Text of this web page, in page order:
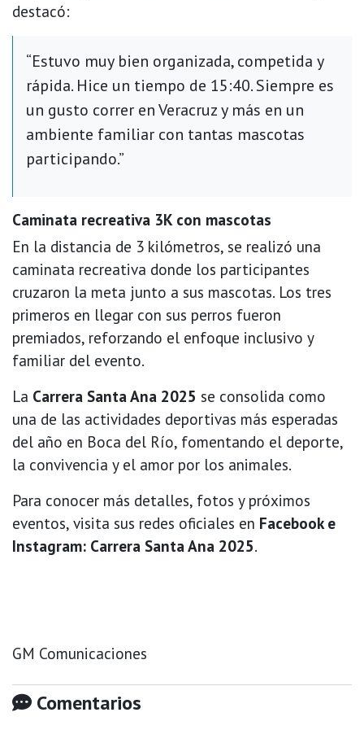
destacó:
“Estuvo muy bien organizada, competida y
rápida. Hice un tiempo de 15:40. Siempre es
un gusto correr en Veracruz y más en un
ambiente familiar con tantas mascotas
participando.”
Caminata recreativa 3K con mascotas
En la distancia de 3 kilómetros, se realizó una
caminata recreativa donde los participantes
cruzaron la meta junto a sus mascotas. Los tres
primeros en llegar con sus perros fueron
premiados, reforzando el enfoque inclusivo y
familiar del evento.
La Carrera Santa Ana 2025 se consolida como
una de las actividades deportivas más esperadas
del año en Boca del Río, fomentando el deporte,
la convivencia y el amor por los animales.
Para conocer más detalles, fotos y próximos
eventos, visita sus redes oficiales en Facebook e
Instagram: Carrera Santa Ana 2025.
GM Comunicaciones
Comentarios